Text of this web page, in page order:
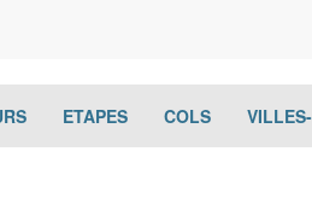
(current)ETAPES(current)
COLS(current)